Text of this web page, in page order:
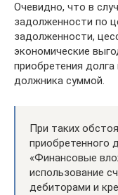
Очевидно, что в
задолженности по
задолженности,
экономические
приобретения
должника суммой.
При таких
приобретенного
«Финансовые
использование
дебиторами и